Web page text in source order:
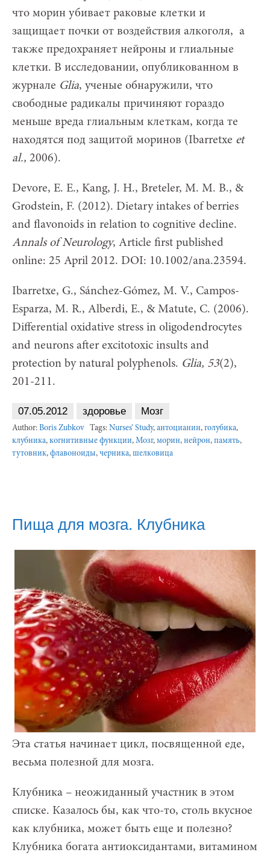
что морин убивает раковые клетки и
защищает почки от воздействия алкоголя, а
также предохраняет нейроны и глиальные
клетки. В исследовании, опубликованном в
журнале Glia, ученые обнаружили, что
свободные радикалы причиняют гораздо
меньше вреда глиальным клеткам, когда те
находятся под защитой моринов (Ibarretxe et
al., 2006).
Devore, E. E., Kang, J. H., Breteler, M. M. B., &
Grodstein, F. (2012). Dietary intakes of berries
and flavonoids in relation to cognitive decline.
Annals of Neurology, Article first published
online: 25 April 2012. DOI: 10.1002/ana.23594.
Ibarretxe, G., Sánchez-Gómez, M. V., Campos-
Esparza, M. R., Alberdi, E., & Matute, C. (2006).
Differential oxidative stress in oligodendrocytes
and neurons after excitotoxic insults and
protection by natural polyphenols. Glia, 53(2),
201-211.
07.05.2012 здоровье Мозг
Author: Boris Zubkov Tags: Nurses’ Study, антоцианин, голубика,
клубника, когнитивные функции, Мозг, морин, нейрон, память,
тутовник, флавоноиды, черника, шелковица
Пища для мозга. Клубника
Эта статья начинает цикл, посвященной еде,
весьма полезной для мозга.
Клубника – неожиданный участник в этом
списке. Казалось бы, как что-то, столь вкусное
как клубника, может быть еще и полезно?
Клубника богата антиоксидантами, витамином